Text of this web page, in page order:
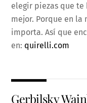
elegir piezas que te
mejor. Porque en la
importa. Así que
en: quirelli.com
Gerbilsky